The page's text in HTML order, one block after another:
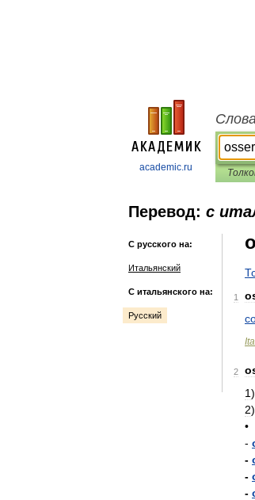
academic.ru
Перевод: с
С русского на:
Итальянский
С итальянского на:
Русский
1
2
1)
2)
•
-
-
-
-